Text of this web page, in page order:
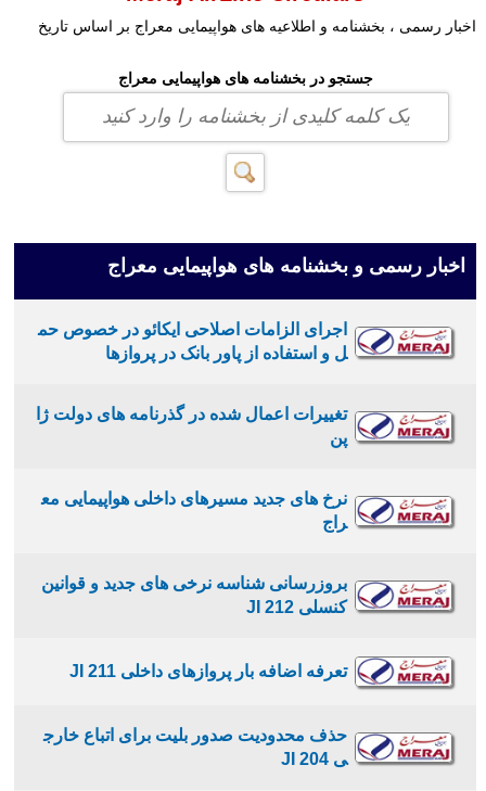
اخبار رسمی ، بخشنامه و اطلاعیه های هواپیمایی معراج بر اساس تاریخ
جستجو در بخشنامه های هواپیمایی معراج
اخبار رسمی و بخشنامه های هواپیمایی معراج
اجرای الزامات اصلاحی ایکائو در خصوص حم
ل و استفاده از پاور بانک در پروازها
تغییرات اعمال شده در گذرنامه های دولت ژا
پن
نرخ های جدید مسیرهای داخلی هواپیمایی مع
راج
بروزرسانی شناسه نرخی های جدید و قوانین
کنسلی JI 212
تعرفه اضافه بار پروازهای داخلی JI 211
حذف محدودیت صدور بلیت برای اتباع خارج
ی JI 204